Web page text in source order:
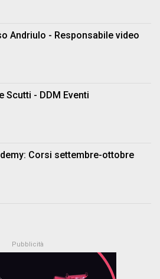
Andriulo - Responsabile video
Scutti - DDM Eventi
Corsi settembre-ottobre